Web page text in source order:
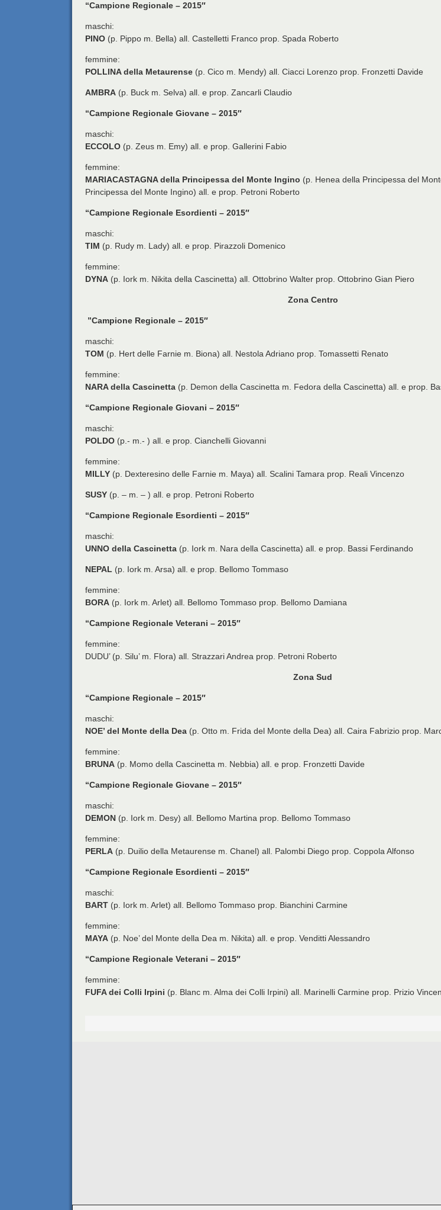
“Campione Regionale – 2015″
maschi:
PINO (p. Pippo m. Bella) all. Castelletti Franco prop. Spada Roberto
femmine:
POLLINA della Metaurense (p. Cico m. Mendy) all. Ciacci Lorenzo prop. Fronzetti Davide
AMBRA (p. Buck m. Selva) all. e prop. Zancarli Claudio
“Campione Regionale Giovane – 2015″
maschi:
ECCOLO (p. Zeus m. Emy) all. e prop. Gallerini Fabio
femmine:
MARIACASTAGNA della Principessa del Monte Ingino (p. Henea della Principessa del
Principessa del Monte Ingino) all. e prop. Petroni Roberto
“Campione Regionale Esordienti – 2015″
maschi:
TIM (p. Rudy m. Lady) all. e prop. Pirazzoli Domenico
femmine:
DYNA (p. Iork m. Nikita della Cascinetta) all. Ottobrino Walter prop. Ottobrino Gian Piero
Zona Centro
”Campione Regionale – 2015″
maschi:
TOM (p. Hert delle Farnie m. Biona) all. Nestola Adriano prop. Tomassetti Renato
femmine:
NARA della Cascinetta (p. Demon della Cascinetta m. Fedora della Cascinetta) all. e prop.
“Campione Regionale Giovani – 2015″
maschi:
POLDO (p.- m.- ) all. e prop. Cianchelli Giovanni
femmine:
MILLY (p. Dexteresino delle Farnie m. Maya) all. Scalini Tamara prop. Reali Vincenzo
SUSY (p. – m. – ) all. e prop. Petroni Roberto
“Campione Regionale Esordienti – 2015″
maschi:
UNNO della Cascinetta (p. Iork m. Nara della Cascinetta) all. e prop. Bassi Ferdinando
NEPAL (p. Iork m. Arsa) all. e prop. Bellomo Tommaso
femmine:
BORA (p. Iork m. Arlet) all. Bellomo Tommaso prop. Bellomo Damiana
“Campione Regionale Veterani – 2015″
femmine:
DUDU’ (p. Silu’ m. Flora) all. Strazzari Andrea prop. Petroni Roberto
Zona Sud
“Campione Regionale – 2015″
maschi:
NOE’ del Monte della Dea (p. Otto m. Frida del Monte della Dea) all. Caira Fabrizio prop.
femmine:
BRUNA (p. Momo della Cascinetta m. Nebbia) all. e prop. Fronzetti Davide
“Campione Regionale Giovane – 2015″
maschi:
DEMON (p. Iork m. Desy) all. Bellomo Martina prop. Bellomo Tommaso
femmine:
PERLA (p. Duilio della Metaurense m. Chanel) all. Palombi Diego prop. Coppola Alfonso
“Campione Regionale Esordienti – 2015″
maschi:
BART (p. Iork m. Arlet) all. Bellomo Tommaso prop. Bianchini Carmine
femmine:
MAYA (p. Noe’ del Monte della Dea m. Nikita) all. e prop. Venditti Alessandro
“Campione Regionale Veterani – 2015″
femmine:
FUFA dei Colli Irpini (p. Blanc m. Alma dei Colli Irpini) all. Marinelli Carmine prop. Prizio